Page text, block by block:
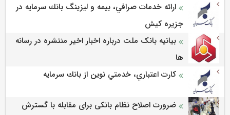
ارائه خدمات صرافي، بيمه و ليزينگ بانك سرمايه در
جزيره كيش
بیانیه بانک ملت درباره اخبار اخیر منتشره در رسانه
ها
كارت اعتباري، خدمتي نوين از بانك سرمايه
ضرورت اصلاح نظام بانکی برای مقابله با گسترش